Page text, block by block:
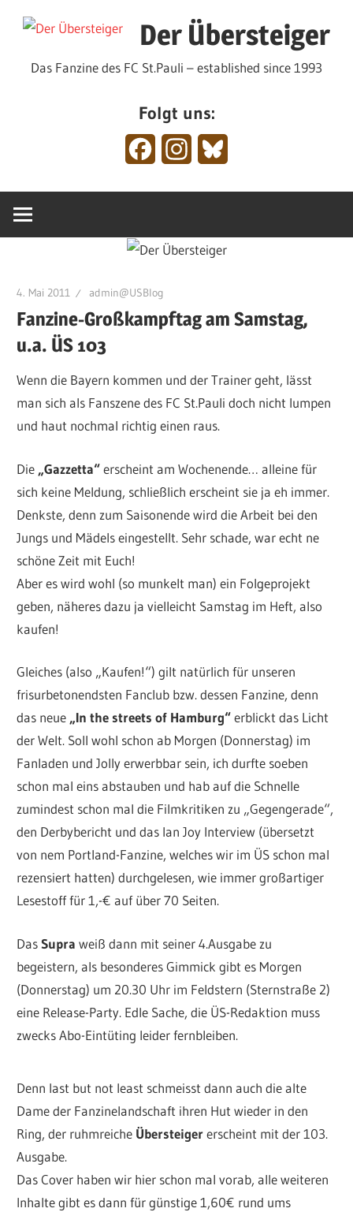
Inhalt
Der Übersteiger
Das Fanzine des FC St.Pauli – established since 1993
Folgt uns:
FacebookInstagram
4. Mai 2011 admin@USBlog
Fanzine-Großkampftag am Samstag,
u.a. ÜS 103
Wenn die Bayern kommen und der Trainer geht, lässt
man sich als Fanszene des FC St.Pauli doch nicht lumpen
und haut nochmal richtig einen raus.
Die „Gazzetta“erscheint am Wochenende… alleine für
sich keine Meldung, schließlich erscheint sie ja eh immer.
Denkste, denn zum Saisonende wird die Arbeit bei den
Jungs und Mädels eingestellt. Sehr schade, war echt ne
schöne Zeit mit Euch!
Aber es wird wohl (so munkelt man) ein Folgeprojekt
geben, näheres dazu ja vielleicht Samstag im Heft, also
kaufen!
Gleiches (also „Kaufen!“) gilt natürlich für unseren
frisurbetonendsten Fanclub bzw. dessen Fanzine, denn
das neue „In the streets of Hamburg“erblickt das Licht
der Welt. Soll wohl schon ab Morgen (Donnerstag) im
Fanladen und Jolly erwerbbar sein, ich durfte soeben
schon mal eins abstauben und hab auf die Schnelle
zumindest schon mal die Filmkritiken zu „Gegengerade“,
den Derbybericht und das Ian Joy Interview (übersetzt
von nem Portland-Fanzine, welches wir im ÜS schon mal
rezensiert hatten) durchgelesen, wie immer großartiger
Lesestoff für 1,-€ auf über 70 Seiten.
DasSupra weiß dann mit seiner 4.Ausgabe zu
begeistern, als besonderes Gimmick gibt es Morgen
(Donnerstag) um 20.30 Uhr im Feldstern (Sternstraße 2)
eine Release-Party. Edle Sache, die ÜS-Redaktion muss
zwecks Abo-Eintüting leider fernbleiben.
Denn last but not least schmeisst dann auch die alte
Dame der Fanzinelandschaft ihren Hut wieder in den
Ring, der ruhmreiche Übersteigererscheint mit der 103.
Ausgabe.
Das Cover haben wir hier schon mal vorab, alle weiteren
Inhalte gibt es dann für günstige 1,60€ rund ums